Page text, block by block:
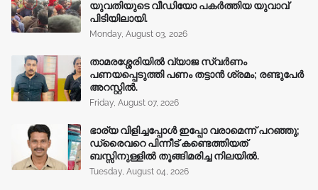
യുവതിയുടെ വീഡിയോ പകർത്തിയ യുവാവ്
പിടിയിലായി.
Monday, August 03, 2026
താമരശ്ശേരിയിൽ വ്യാജ സ്വർണം
പണയപ്പെടുത്തി പണം തട്ടാൻ ശ്രമം; രണ്ടുപേർ
അറസ്റ്റിൽ.
Friday, August 07, 2026
ഭാര്യ വിളിച്ചപ്പോള്‍ ഇപ്പോ വരാമെന്ന് പറഞ്ഞു;
ഡ്രൈവറെ പിന്നീട് കണ്ടെത്തിയത്
ബസ്സിനുള്ളില്‍ തൂങ്ങിമരിച്ച നിലയിൽ.
Tuesday, August 04, 2026